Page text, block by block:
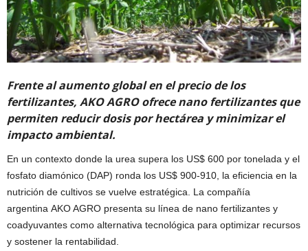
Frente al aumento global en el precio de los
fertilizantes, AKO AGRO ofrece nano fertilizantes que
permiten reducir dosis por hectárea y minimizar el
impacto ambiental.
En un contexto donde la urea supera los US$ 600 por tonelada y el
fosfato diamónico (DAP) ronda los US$ 900-910, la eficiencia en la
nutrición de cultivos se vuelve estratégica. La compañía
argentina AKO AGRO presenta su línea de nano fertilizantes y
coadyuvantes como alternativa tecnológica para optimizar recursos
y sostener la rentabilidad.